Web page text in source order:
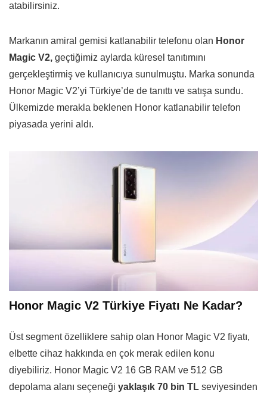
atabilirsiniz.
Markanın amiral gemisi katlanabilir telefonu olan Honor
Magic V2, geçtiğimiz aylarda küresel tanıtımını
gerçekleştirmiş ve kullanıcıya sunulmuştu. Marka sonunda
Honor Magic V2’yi Türkiye’de de tanıttı ve satışa sundu.
Ülkemizde merakla beklenen Honor katlanabilir telefon
piyasada yerini aldı.
Honor Magic V2 Türkiye Fiyatı Ne Kadar?
Üst segment özelliklere sahip olan Honor Magic V2 fiyatı,
elbette cihaz hakkında en çok merak edilen konu
diyebiliriz. Honor Magic V2 16 GB RAM ve 512 GB
depolama alanı seçeneği yaklaşık 70 bin TL seviyesinden